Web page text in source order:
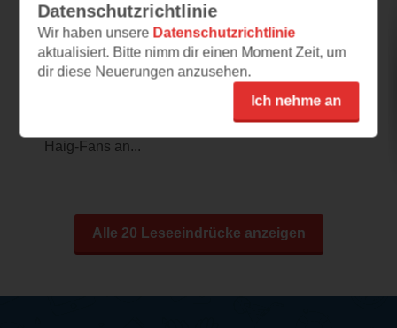
Die Mitternachtsreise
26.04.2026 – 15:11
Bezauberndes Mysterium
COVER: Das dunkle Cover spricht mich voll
an! Die Sterne und die Katze erinnern Matt-
Haig-Fans an...
Alle 20 Leseeindrücke anzeigen
Datenschutzrichtlinie
Wir haben unsere Datenschutzrichtlinie
aktualisiert. Bitte nimm dir einen Moment Zeit, um
dir diese Neuerungen anzusehen.
Ich nehme an